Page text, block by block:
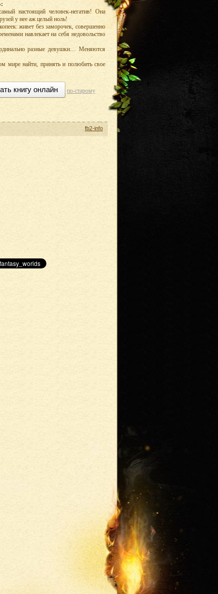
настоящий человек-негатив! Она
у нее аж целый ноль!
живет без заморочек, совершенно
навлекает на себя недовольство
разные девушки… Меняются
мире найти, принять и полюбить свое
книгу онлайн по-старому
fb2-info